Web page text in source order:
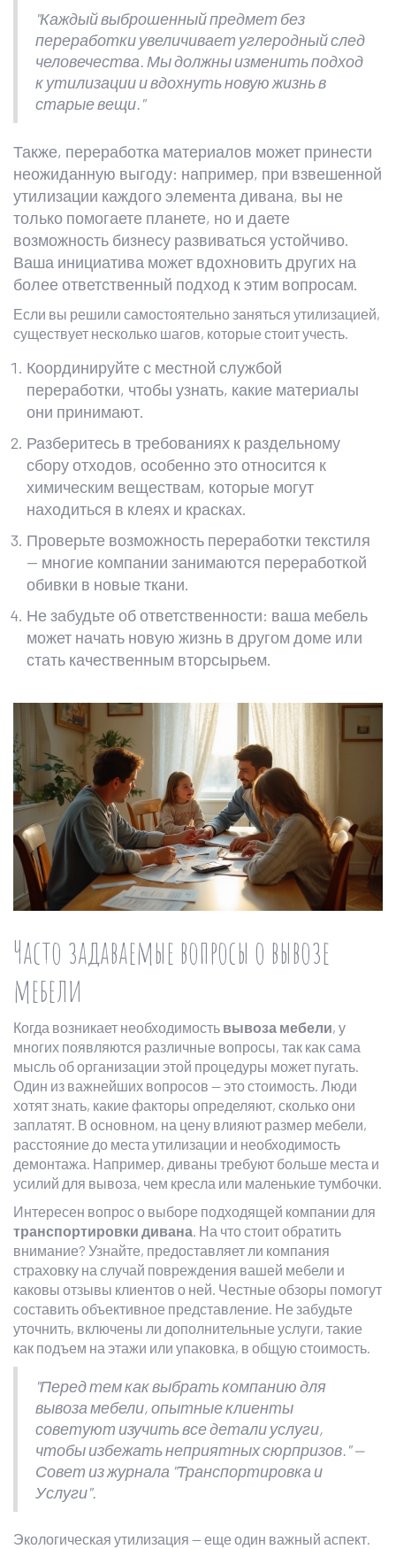
"Каждый выброшенный предмет без
переработки увеличивает углеродный след
человечества. Мы должны изменить подход
к утилизации и вдохнуть новую жизнь в
старые вещи."
Также, переработка материалов может принести
неожиданную выгоду: например, при взвешенной
утилизации каждого элемента дивана, вы не
только помогаете планете, но и даете
возможность бизнесу развиваться устойчиво.
Ваша инициатива может вдохновить других на
более ответственный подход к этим вопросам.
Если вы решили самостоятельно заняться утилизацией,
существует несколько шагов, которые стоит учесть.
Координируйте с местной службой
переработки, чтобы узнать, какие материалы
они принимают.
Разберитесь в требованиях к раздельному
сбору отходов, особенно это относится к
химическим веществам, которые могут
находиться в клеях и красках.
Проверьте возможность переработки текстиля
— многие компании занимаются переработкой
обивки в новые ткани.
Не забудьте об ответственности: ваша мебель
может начать новую жизнь в другом доме или
стать качественным вторсырьем.
Часто задаваемые вопросы о вывозе
мебели
Когда возникает необходимость вывоза мебели, у
многих появляются различные вопросы, так как сама
мысль об организации этой процедуры может пугать.
Один из важнейших вопросов — это стоимость. Люди
хотят знать, какие факторы определяют, сколько они
заплатят. В основном, на цену влияют размер мебели,
расстояние до места утилизации и необходимость
демонтажа. Например, диваны требуют больше места и
усилий для вывоза, чем кресла или маленькие тумбочки.
Интересен вопрос о выборе подходящей компании для
транспортировки дивана. На что стоит обратить
внимание? Узнайте, предоставляет ли компания
страховку на случай повреждения вашей мебели и
каковы отзывы клиентов о ней. Честные обзоры помогут
составить объективное представление. Не забудьте
уточнить, включены ли дополнительные услуги, такие
как подъем на этажи или упаковка, в общую стоимость.
"Перед тем как выбрать компанию для
вывоза мебели, опытные клиенты
советуют изучить все детали услуги,
чтобы избежать неприятных сюрпризов." —
Совет из журнала "Транспортировка и
Услуги".
Экологическая утилизация — еще один важный аспект.